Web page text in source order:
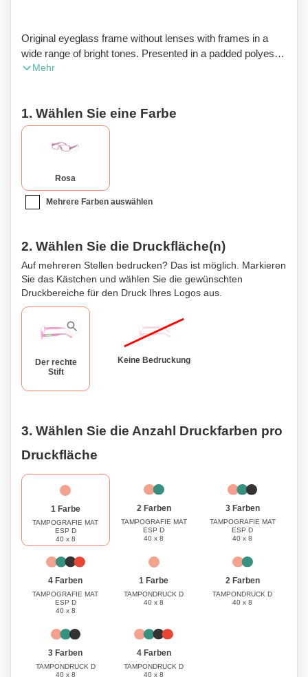
Original eyeglass frame without lenses with frames in a
wide range of bright tones. Presented in a padded polyester
cover with self-closing laces.
Mehr
1. Wählen Sie eine Farbe
Rosa
Mehrere Farben auswählen
2. Wählen Sie die Druckfläche(n)
Auf mehreren Stellen bedrucken? Das ist möglich. Markieren
Sie das Kästchen und wählen Sie die gewünschten
Druckbereiche für den Druck Ihres Logos aus.
Der rechte
Stift
Keine Bedruckung
3. Wählen Sie die Anzahl Druckfarben pro
Druckfläche
1 Farbe
TAMPOGRAFIE MAT
ESP D
40 x 8
2 Farben
TAMPOGRAFIE MAT
ESP D
40 x 8
3 Farben
TAMPOGRAFIE MAT
ESP D
40 x 8
4 Farben
TAMPOGRAFIE MAT
ESP D
40 x 8
1 Farbe
TAMPONDRUCK D
40 x 8
2 Farben
TAMPONDRUCK D
40 x 8
3 Farben
TAMPONDRUCK D
40 x 8
4 Farben
TAMPONDRUCK D
40 x 8